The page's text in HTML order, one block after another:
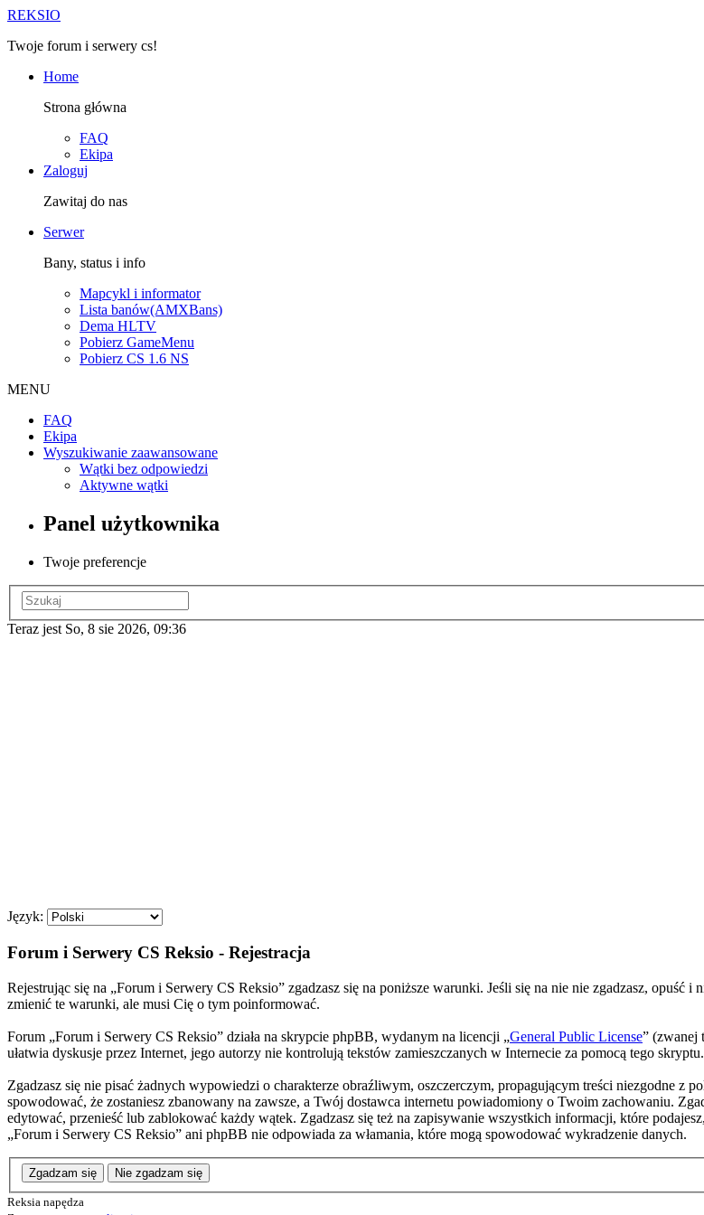
REKSIO
Twoje forum i serwery cs!
Home
Strona główna
FAQ
Ekipa
Zaloguj
Zawitaj do nas
Serwer
Bany, status i info
Mapcykl i informator
Lista banów(AMXBans)
Dema HLTV
Pobierz GameMenu
Pobierz CS 1.6 NS
MENU
FAQ
Ekipa
Wyszukiwanie zaawansowane
Wątki bez odpowiedzi
Aktywne wątki
Panel użytkownika
Twoje preferencje
Teraz jest So, 8 sie 2026, 09:36
Język:
Forum i Serwery CS Reksio - Rejestracja
Rejestrując się na „Forum i Serwery CS Reksio” zgadzasz się na poniższe warunki. Jeśli się na nie nie zgadzasz,
zmienić te warunki, ale musi Cię o tym poinformować.
Forum „Forum i Serwery CS Reksio” działa na skrypcie phpBB, wydanym na licencji „General Public License” (zwanej
ułatwia dyskusje przez Internet, jego autorzy nie kontrolują tekstów zamieszczanych w Internecie za pomocą tego
Zgadzasz się nie pisać żadnych wypowiedzi o charakterze obraźliwym, oszczerczym, propagującym treści niezgodne z
spowodować, że zostaniesz zbanowany na zawsze, a Twój dostawca internetu powiadomiony o Twoim zachowaniu.
edytować, przenieść lub zablokować każdy wątek. Zgadzasz się też na zapisywanie wszystkich informacji, które
„Forum i Serwery CS Reksio” ani phpBB nie odpowiada za włamania, które mogą spowodować wykradzenie danych.
Zgadzam się Nie zgadzam się
Reksia napędza